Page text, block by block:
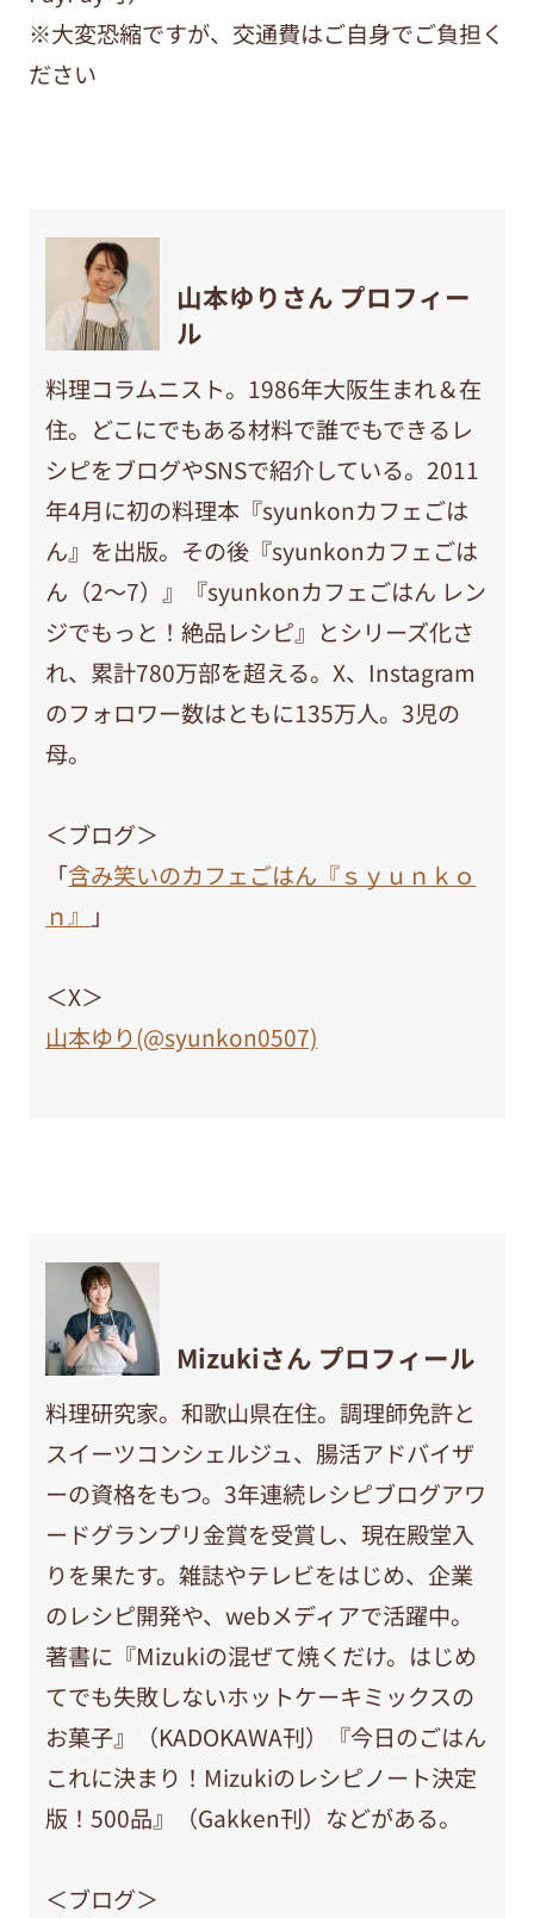
※大変恐縮ですが、交通費はご自身でご負担く
ださい
山本ゆりさん プロフィー
ル
料理コラムニスト。1986年大阪生まれ＆在
住。どこにでもある材料で誰でもできるレ
シピをブログやSNSで紹介している。2011
年4月に初の料理本『syunkonカフェごは
ん』を出版。その後『syunkonカフェごは
ん（2～7）』『syunkonカフェごはん レン
ジでもっと！絶品レシピ』とシリーズ化さ
れ、累計780万部を超える。X、Instagram
のフォロワー数はともに135万人。3児の
母。
＜ブログ＞
「含み笑いのカフェごはん『ｓｙｕｎｋｏ
ｎ』 」
＜X＞
山本ゆり(@syunkon0507)
Mizukiさん プロフィール
料理研究家。和歌山県在住。調理師免許と
スイーツコンシェルジュ、腸活アドバイザ
ーの資格をもつ。3年連続レシピブログアワ
ードグランプリ金賞を受賞し、現在殿堂入
りを果たす。雑誌やテレビをはじめ、企業
のレシピ開発や、webメディアで活躍中。
著書に『Mizukiの混ぜて焼くだけ。はじめ
てでも失敗しないホットケーキミックスの
お菓子』（KADOKAWA刊）『今日のごはん
これに決まり！Mizukiのレシピノート決定
版！500品』（Gakken刊）などがある。
＜ブログ＞